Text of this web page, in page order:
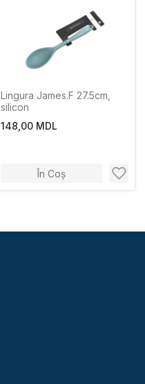
Lingura James.F 27.5cm,
silicon
148,00 MDL
În Coș